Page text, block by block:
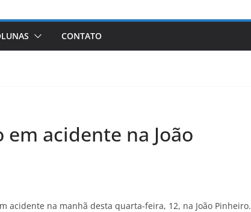
CONTATO
acidente na João
acidente na manhã desta quarta-feira, 12, na João Pinheiro.